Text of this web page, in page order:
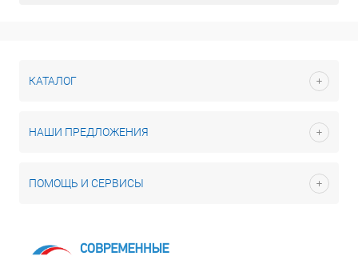
КАТАЛОГ
НАШИ ПРЕДЛОЖЕНИЯ
ПОМОЩЬ И СЕРВИСЫ